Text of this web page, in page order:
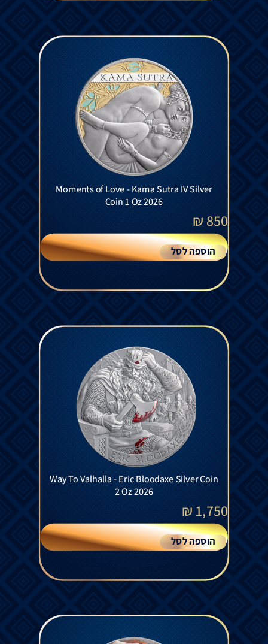
Moments of Love - Kama Sutra IV Silver
Coin 1 Oz 2026
850
₪
הוספה לסל
Way To Valhalla - Eric Bloodaxe Silver Coin
2 Oz 2026
1,750
₪
הוספה לסל